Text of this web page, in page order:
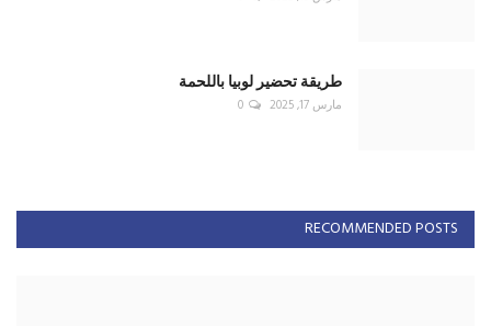
طريقة تحضير لوبيا باللحمة
مارس 17, 2025 0
RECOMMENDED POSTS